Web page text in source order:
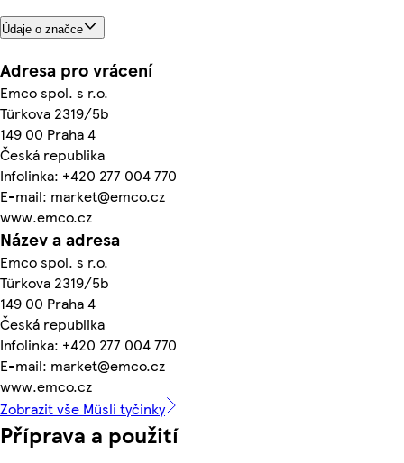
Údaje o značce
Adresa pro vrácení
Emco spol. s r.o.
Türkova 2319/5b
149 00 Praha 4
Česká republika
Infolinka: +420 277 004 770
E-mail: market@emco.cz
www.emco.cz
Název a adresa
Emco spol. s r.o.
Türkova 2319/5b
149 00 Praha 4
Česká republika
Infolinka: +420 277 004 770
E-mail: market@emco.cz
www.emco.cz
Zobrazit vše Müsli tyčinky
Příprava a použití